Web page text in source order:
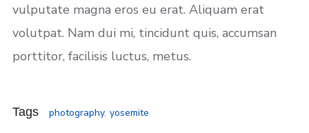
vulputate magna eros eu erat. Aliquam erat
volutpat. Nam dui mi, tincidunt quis, accumsan
porttitor, facilisis luctus, metus.
Tags photography, yosemite